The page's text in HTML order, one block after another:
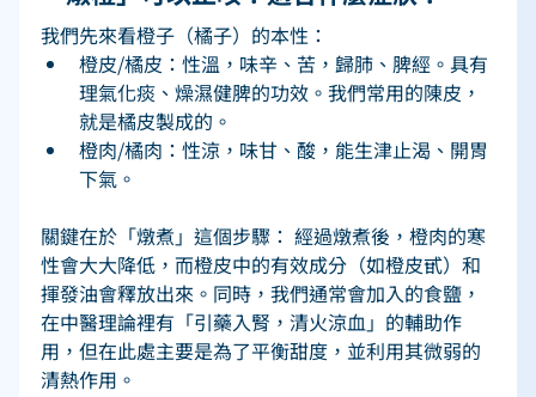
我們先來看橙子（橘子）的本性：
橙皮/橘皮：性溫，味辛、苦，歸肺、脾經。具有
理氣化痰、燥濕健脾的功效。我們常用的陳皮，
就是橘皮製成的。
橙肉/橘肉：性涼，味甘、酸，能生津止渴、開胃
下氣。
關鍵在於「燉煮」這個步驟： 經過燉煮後，橙肉的寒
性會大大降低，而橙皮中的有效成分（如橙皮甙）和
揮發油會釋放出來。同時，我們通常會加入的食鹽，
在中醫理論裡有「引藥入腎，清火涼血」的輔助作
用，但在此處主要是為了平衡甜度，並利用其微弱的
清熱作用。